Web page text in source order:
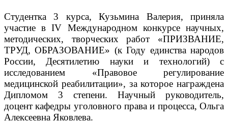
Студентка 3 курса, Кузьмина Валерия, приняла
участие в IV Международном конкурсе научных,
методических, творческих работ «ПРИЗВАНИЕ,
ТРУД, ОБРАЗОВАНИЕ» (к Году единства народов
России, Десятилетию науки и технологий) с
исследованием «Правовое регулирование
медицинской реабилитации», за которое награждена​
Дипломом 3 степени. Научный руководитель,
доцент кафедры уголовного права и процесса, Ольга
Алексеевна Яковлева.